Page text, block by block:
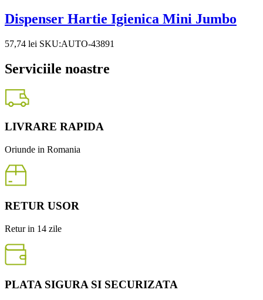
Dispenser Hartie Igienica Mini Jumbo
57,74 lei SKU:AUTO-43891
Serviciile noastre
LIVRARE RAPIDA
Oriunde in Romania
RETUR USOR
Retur in 14 zile
PLATA SIGURA SI SECURIZATA